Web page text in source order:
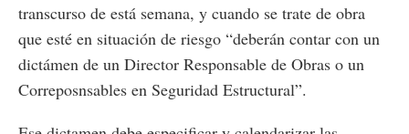
transcurso de está semana, y cuando se trate de obra
que esté en situación de riesgo “deberán contar con un
dictámen de un Director Responsable de Obras o un
Correposnsables en Seguridad Estructural”.